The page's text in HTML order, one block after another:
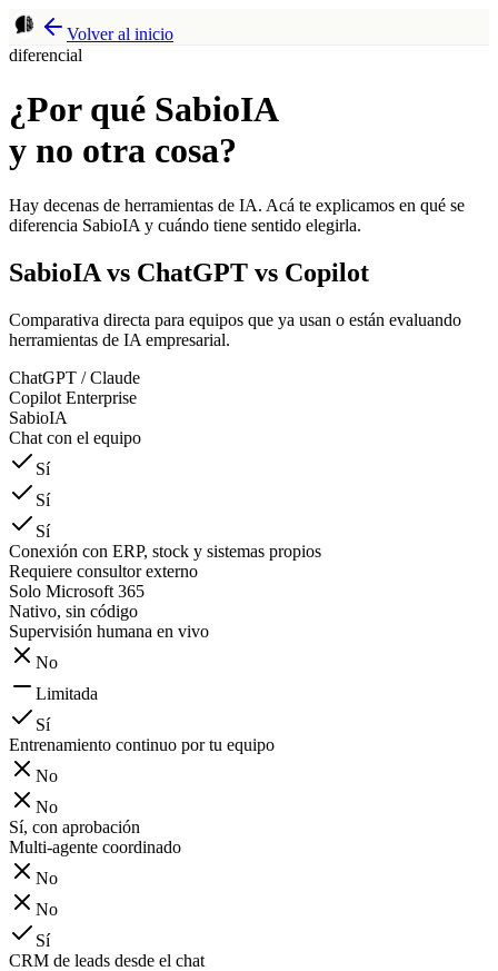
Volver al inicio
diferencial
¿Por qué SabioIA
y no otra cosa?
Hay decenas de herramientas de IA. Acá te explicamos en qué se
diferencia SabioIA y cuándo tiene sentido elegirla.
SabioIA vs ChatGPT vs Copilot
Comparativa directa para equipos que ya usan o están evaluando
herramientas de IA empresarial.
ChatGPT / Claude
Copilot Enterprise
SabioIA
Chat con el equipo
Sí
Sí
Sí
Conexión con ERP, stock y sistemas propios
Requiere consultor externo
Solo Microsoft 365
Nativo, sin código
Supervisión humana en vivo
No
Limitada
Sí
Entrenamiento continuo por tu equipo
No
No
Sí, con aprobación
Multi-agente coordinado
No
No
Sí
CRM de leads desde el chat